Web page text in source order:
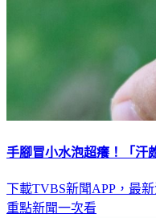
手腳冒小水泡超癢！「
下載TVBS新聞APP，最
重點新聞一次看